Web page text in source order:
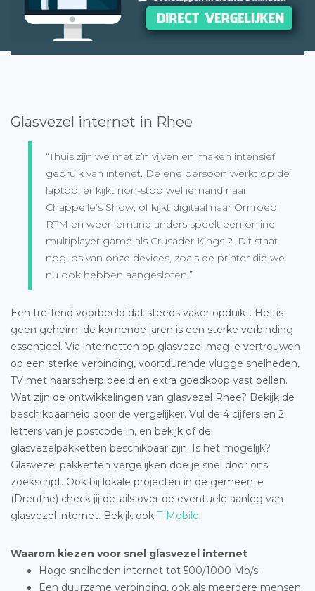
Glasvezel internet in Rhee
“Thuis zijn we met z’n vijven en maken intensief
gebruik van intenet. De ene persoon werkt op de
laptop, er kijkt non-stop wel iemand naar
Chappelle’s Show, of kijkt digitaal naar Omroep
RTM en weer iemand anders speelt een online
multiplayer game als Crusader Kings 2. Dit staat
nog los van onze devices, zoals de printer die we
nu ook hebben aangesloten.”
Een treffend voorbeeld dat steeds vaker opduikt. Het is
geen geheim: de komende jaren is een sterke verbinding
essentieel. Via internetten op glasvezel mag je vertrouwen
op een sterke verbinding, voortdurende vlugge snelheden,
TV met haarscherp beeld en extra goedkoop vast bellen.
Wat zijn de ontwikkelingen van glasvezel Rhee? Bekijk de
beschikbaarheid door de vergelijker. Vul de 4 cijfers en 2
letters van je postcode in, en bekijk of de
glasvezelpakketten beschikbaar zijn. Is het mogelijk?
Glasvezel pakketten vergelijken doe je snel door ons
zoekscript. Ook bij lokale projecten in de gemeente
(Drenthe) check jij details over de eventuele aanleg van
glasvezel internet. Bekijk ook T-Mobile.
Waarom kiezen voor snel glasvezel internet
Hoge snelheden internet tot 500/1000 Mb/s.
Een duurzame verbinding, ook als meerdere mensen